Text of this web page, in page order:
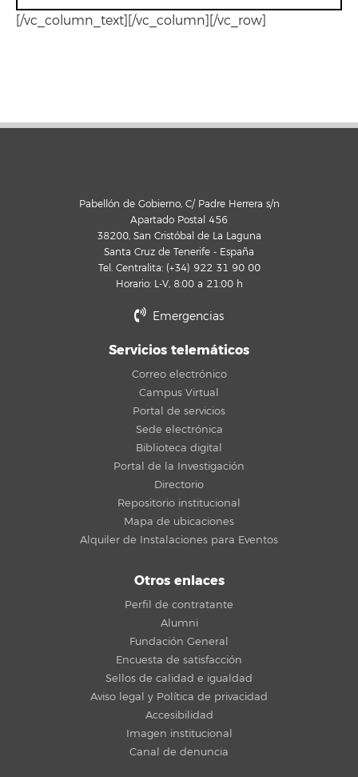
[/vc_column_text][/vc_column][/vc_row]
Pabellón de Gobierno, C/ Padre Herrera s/n
Apartado Postal 456
38200, San Cristóbal de La Laguna
Santa Cruz de Tenerife - España
Tel. Centralita: (+34) 922 31 90 00
Horario: L-V, 8:00 a 21:00 h
Emergencias
Servicios telemáticos
Correo electrónico
Campus Virtual
Portal de servicios
Sede electrónica
Biblioteca digital
Portal de la Investigación
Directorio
Repositorio institucional
Mapa de ubicaciones
Alquiler de Instalaciones para Eventos
Otros enlaces
Perfil de contratante
Alumni
Fundación General
Encuesta de satisfacción
Sellos de calidad e igualdad
Aviso legal y Política de privacidad
Accesibilidad
Imagen institucional
Canal de denuncia